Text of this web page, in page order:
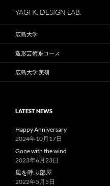
ン
ツ
YAGI K. DESIGN LAB.
広島大学
造形芸術系コース
広島大学 美研
LATEST NEWS
Happy Anniversary
2024年10月17日
Gone with the wind
2023年6月23日
風を呼ぶ部屋
2022年5月5日